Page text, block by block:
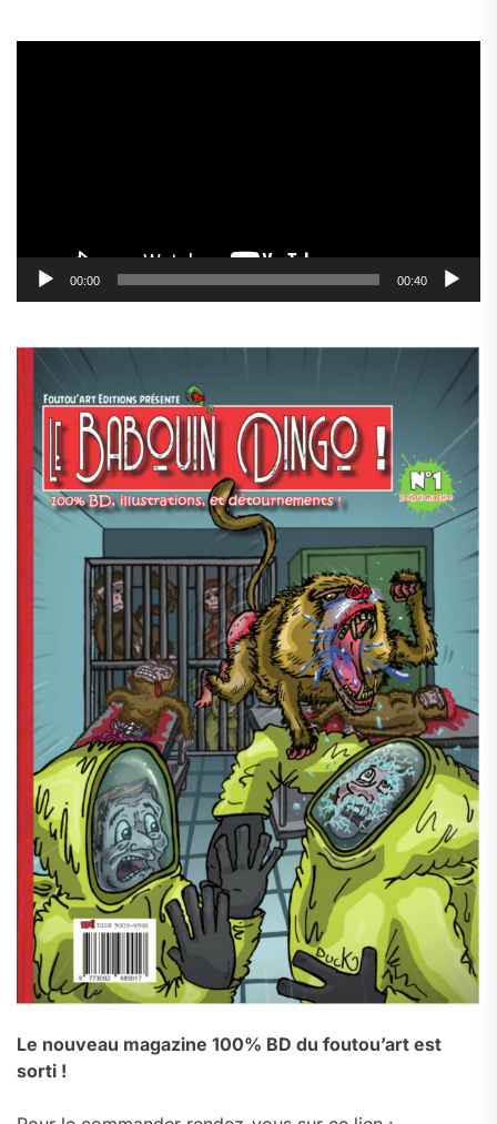
00:00 00:40
Le nouveau magazine 100% BD du foutou’art est
sorti !